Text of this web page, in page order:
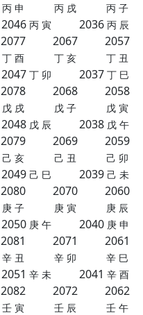
丙 申 丙 戌 丙 子
2046 丙 寅 2036 丙 辰
2077
丁 酉
2067
丁 亥
2057
丁 丑
2047 丁 卯 2037 丁 巳
2078
戊 戌
2068
戊 子
2058
戊 寅
2048 戊 辰 2038 戊 午
2079
己 亥
2069
己 丑
2059
己 卯
2049 己 巳 2039 己 未
2080
庚 子
2070
庚 寅
2060
庚 辰
2050 庚 午 2040 庚 申
2081
辛 丑
2071
辛 卯
2061
辛 巳
2051 辛 未 2041 辛 酉
2082
壬 寅
2072
壬 辰
2062
壬 午